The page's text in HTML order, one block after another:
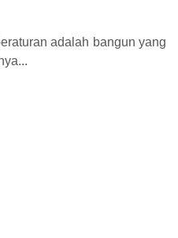
adalah bangun yang